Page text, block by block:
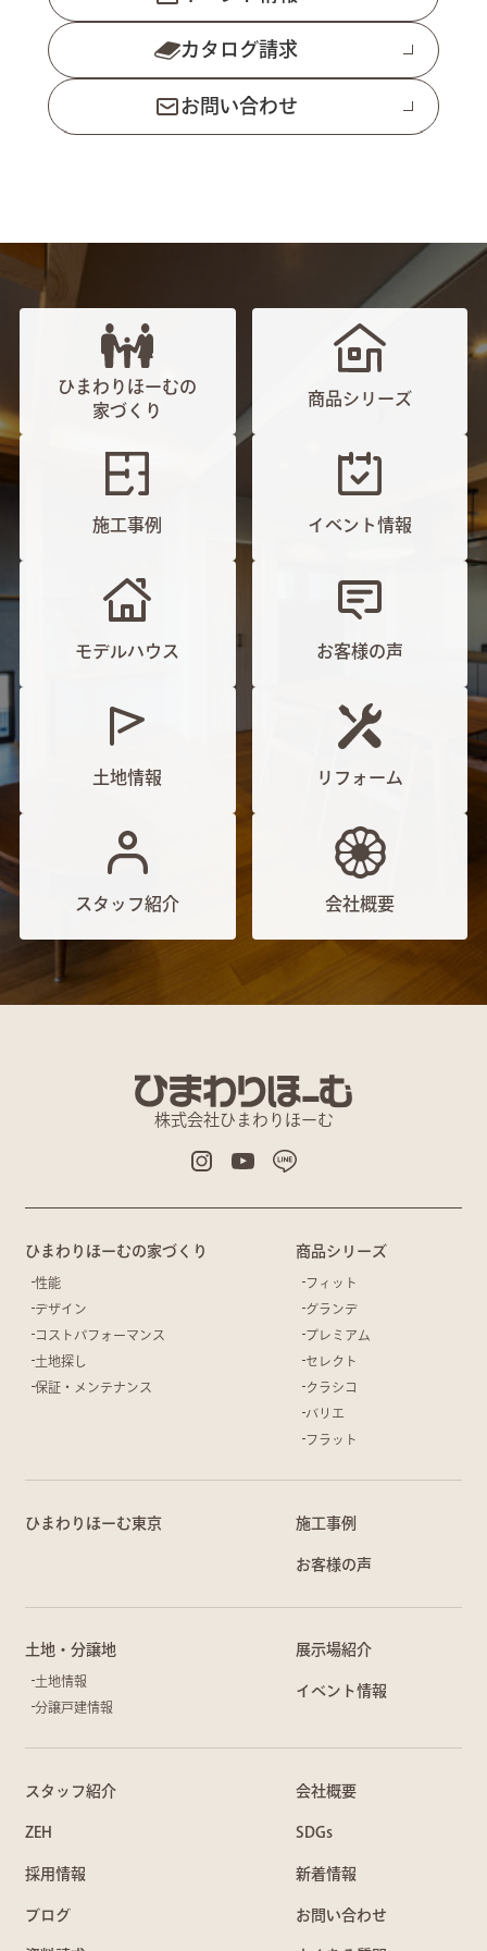
カタログ請求
お問い合わせ
ひまわりほーむの
家づくり
商品シリーズ
施工事例 イベント情報
モデルハウス お客様の声
土地情報 リフォーム
スタッフ紹介 会社概要
株式会社ひまわりほーむ
ひまわりほーむの家づくり
性能
デザイン
コストパフォーマンス
土地探し
保証・メンテナンス
商品シリーズ
フィット
グランデ
プレミアム
セレクト
クラシコ
バリエ
フラット
ひまわりほーむ東京 施工事例
お客様の声
土地・分譲地
土地情報
分譲戸建情報
展示場紹介
イベント情報
スタッフ紹介 会社概要
ZEH SDGs
採用情報 新着情報
ブログ お問い合わせ